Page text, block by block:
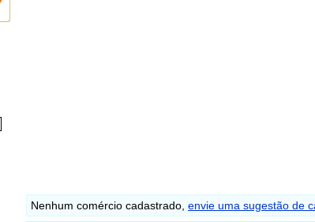
Nenhum comércio cadastrado, envie uma sugestão de